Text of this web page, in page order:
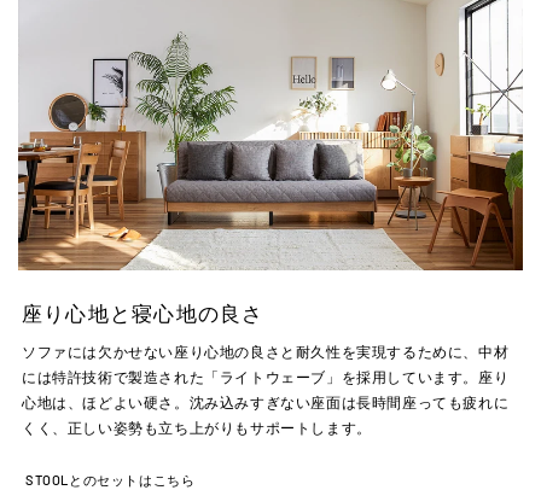
座り心地と寝心地の良さ
ソファには欠かせない座り心地の良さと耐久性を実現するために、中材
には特許技術で製造された「ライトウェーブ」を採用しています。座り
心地は、ほどよい硬さ。沈み込みすぎない座面は長時間座っても疲れに
くく、正しい姿勢も立ち上がりもサポートします。
STOOLとのセットはこちら